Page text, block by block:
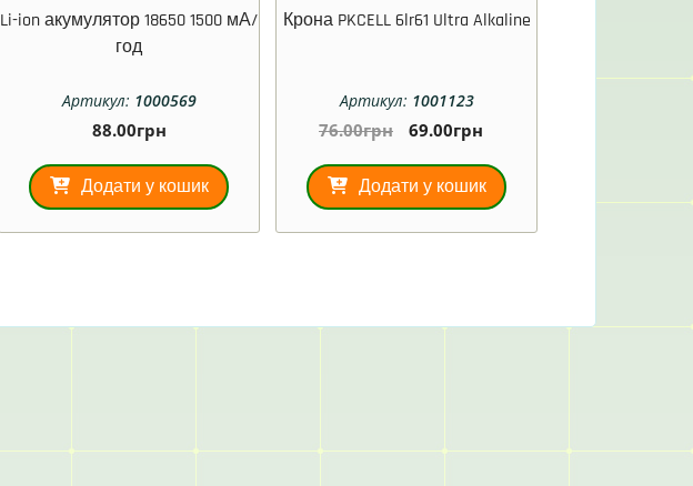
Li-ion акумулятор 18650 1500 мА/
год
Артикул: 1000569
88.00грн
Додати у кошик
Крона PKCELL 6lr61 Ultra Alkaline
Артикул: 1001123
76.00грн 69.00грн
Додати у кошик